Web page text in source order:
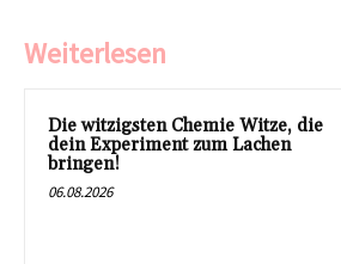
Weiterlesen
Die witzigsten Chemie Witze, die
dein Experiment zum Lachen
bringen!
06.08.2026